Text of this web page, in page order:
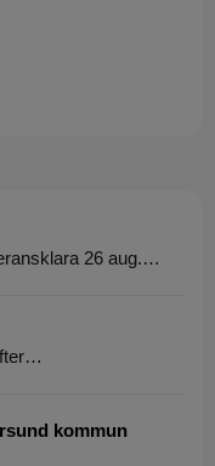
26 aug.…
kommun